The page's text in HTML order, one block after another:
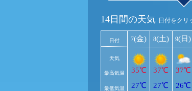
14日間の天気 日付をクリ
日付
天気
最高気温
最低気温
7(金)
35℃
27℃
8(土)
37℃
27℃
9(日)
37℃
26℃